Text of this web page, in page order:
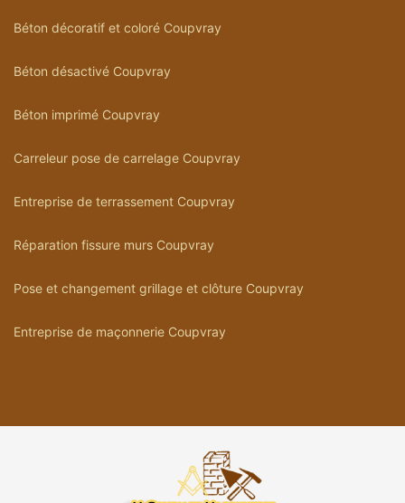
Béton décoratif et coloré Coupvray
Béton désactivé Coupvray
Béton imprimé Coupvray
Carreleur pose de carrelage Coupvray
Entreprise de terrassement Coupvray
Réparation fissure murs Coupvray
Pose et changement grillage et clôture Coupvray
Entreprise de maçonnerie Coupvray